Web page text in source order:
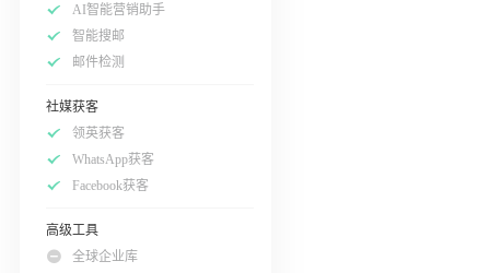
AI智能营销助手
智能搜邮
邮件检测
社媒获客
领英获客
WhatsApp获客
Facebook获客
高级工具
全球企业库